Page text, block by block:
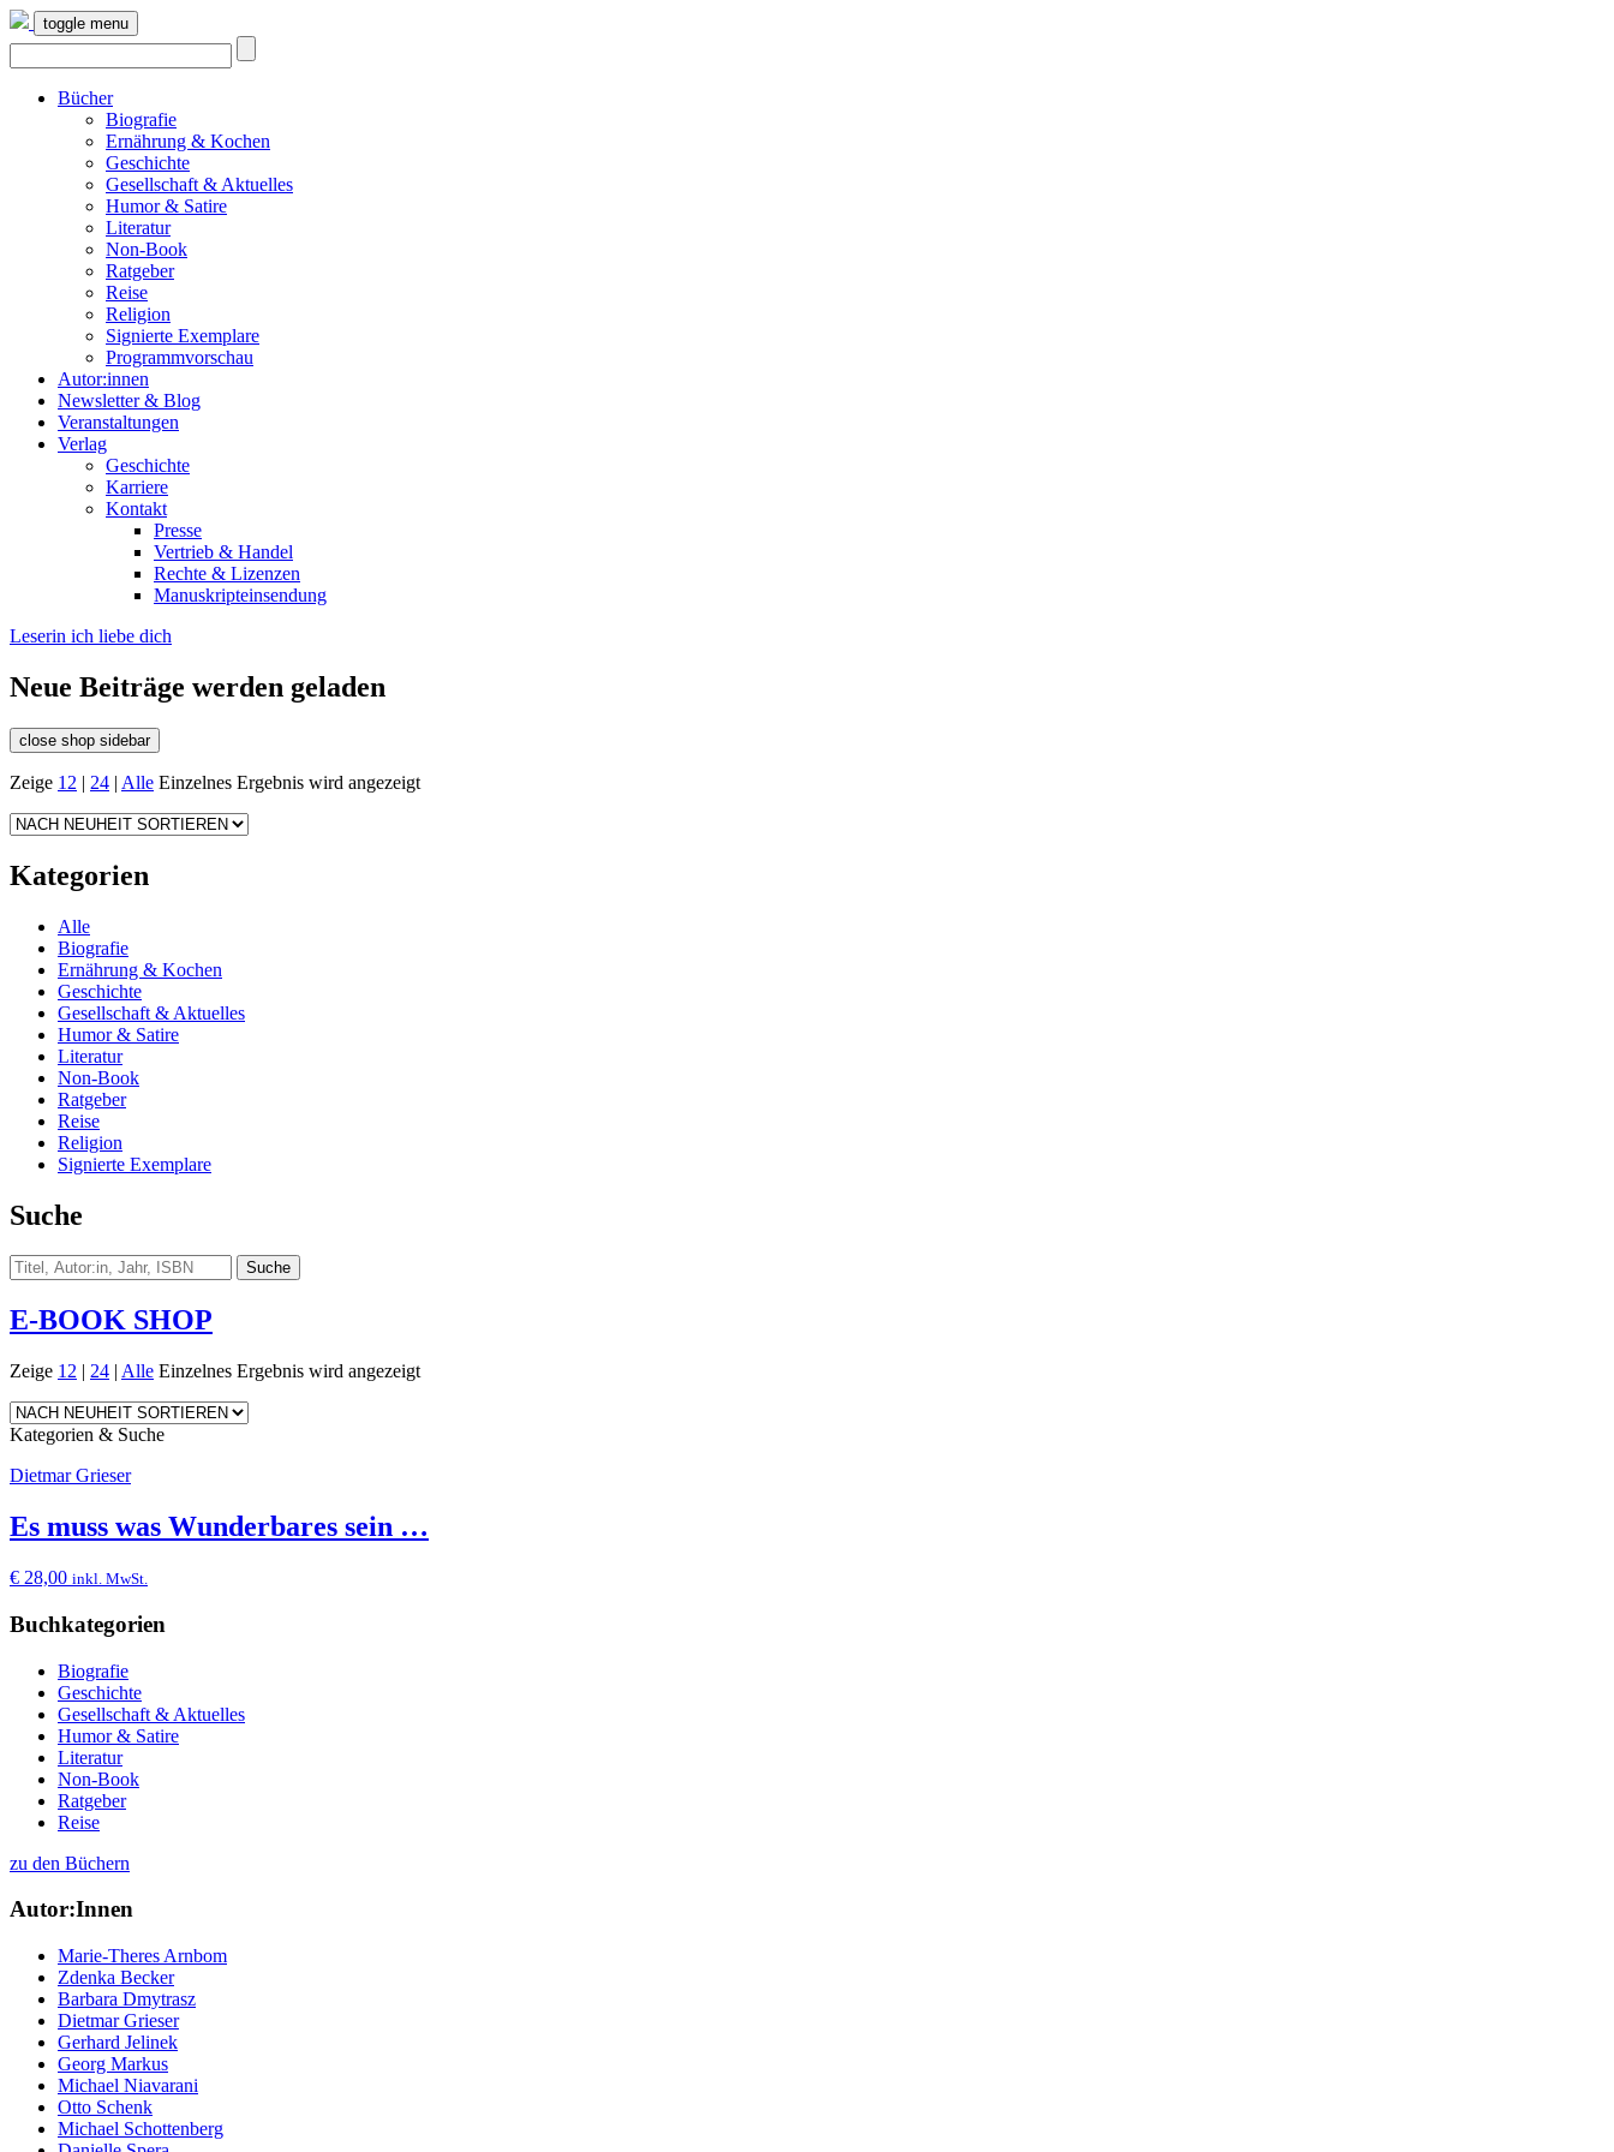
toggle menu
Bücher
Biografie
Ernährung & Kochen
Geschichte
Gesellschaft & Aktuelles
Humor & Satire
Literatur
Non-Book
Ratgeber
Reise
Religion
Signierte Exemplare
Programmvorschau
Autor:innen
Newsletter & Blog
Veranstaltungen
Verlag
Geschichte
Karriere
Kontakt
Presse
Vertrieb & Handel
Rechte & Lizenzen
Manuskripteinsendung
Leserin ich liebe dich
Neue Beiträge werden geladen
close shop sidebar
Zeige 12 | 24 | Alle Einzelnes Ergebnis wird angezeigt
Kategorien
Alle
Biografie
Ernährung & Kochen
Geschichte
Gesellschaft & Aktuelles
Humor & Satire
Literatur
Non-Book
Ratgeber
Reise
Religion
Signierte Exemplare
Suche
E-BOOK SHOP
Zeige 12 | 24 | Alle Einzelnes Ergebnis wird angezeigt
Kategorien & Suche
Dietmar Grieser
Es muss was Wunderbares sein …
€ 28,00 inkl. MwSt.
Buchkategorien
Biografie
Geschichte
Gesellschaft & Aktuelles
Humor & Satire
Literatur
Non-Book
Ratgeber
Reise
zu den Büchern
Autor:Innen
Marie-Theres Arnbom
Zdenka Becker
Barbara Dmytrasz
Dietmar Grieser
Gerhard Jelinek
Georg Markus
Michael Niavarani
Otto Schenk
Michael Schottenberg